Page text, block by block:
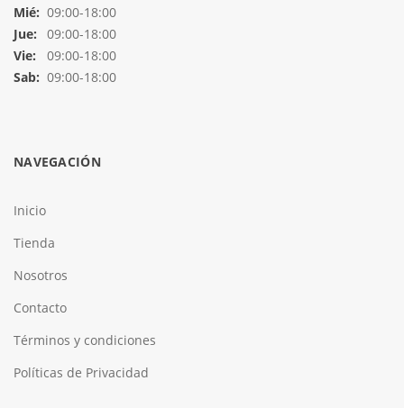
Mié: 09:00-18:00
Jue:
09:00-18:00
Vie:
09:00-18:00
Sab: 09:00-18:00
NAVEGACIÓN
Inicio
Tienda
Nosotros
Contacto
Términos y condiciones
Políticas de Privacidad